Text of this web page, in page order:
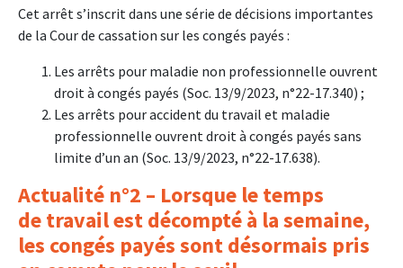
Cet arrêt s’inscrit dans une série de décisions importantes
de la Cour de cassation sur les congés payés :
Les arrêts pour maladie non professionnelle ouvrent
droit à congés payés (Soc. 13/9/2023, n°22-17.340) ;
Les arrêts pour accident du travail et maladie
professionnelle ouvrent droit à congés payés sans
limite d’un an (Soc. 13/9/2023, n°22-17.638).
Actualité n°2 – Lorsque le temps
de travail est décompté à la semaine,
les congés payés sont désormais pris